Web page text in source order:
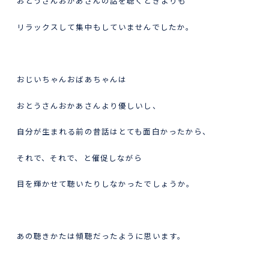
リラックスして集中もしていませんでしたか。
おじいちゃんおばあちゃんは
おとうさんおかあさんより優しいし、
自分が生まれる前の昔話はとても面白かったから、
それで、それで、と催促しながら
目を輝かせて聴いたりしなかったでしょうか。
あの聴きかたは傾聴だったように思います。